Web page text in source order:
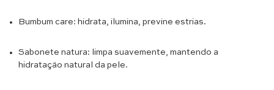
Bumbum care: hidrata, ilumina, previne estrias.
Sabonete natura: limpa suavemente, mantendo a
hidratação natural da pele.